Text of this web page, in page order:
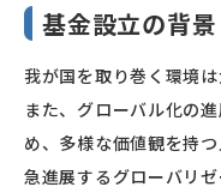
基金設立の背景
我が国を取り巻く環境
また、グローバル化の
め、多様な価値観を持
急進展するグローバリ